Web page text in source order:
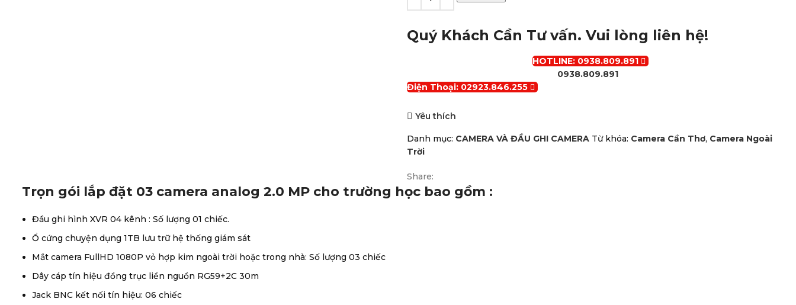
Quý Khách Cần Tư vấn. Vui lòng liên hệ!
HOTLINE: 0938.809.891
0938.809.891
Điện Thoại: 02923.846.255
Yêu thích
Danh mục: CAMERA VÀ ĐẦU GHI CAMERA Từ khóa: Camera Cần Thơ, Camera Ngoài
Trời
Share:
Trọn gói lắp đặt 03 camera analog 2.0 MP cho trường học bao gồm :
Đầu ghi hình XVR 04 kênh : Số lượng 01 chiếc.
Ổ cứng chuyện dụng 1TB lưu trữ hệ thống giám sát
Mắt camera FullHD 1080P vỏ hợp kim ngoài trời hoặc trong nhà: Số lượng 03 chiếc
Dây cáp tín hiệu đồng trục liền nguồn RG59+2C 30m
Jack BNC kết nối tín hiệu: 06 chiếc